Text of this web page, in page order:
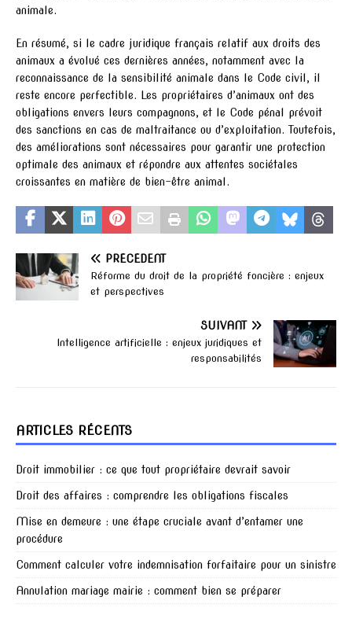
animale.
En résumé, si le cadre juridique français relatif aux droits des
animaux a évolué ces dernières années, notamment avec la
reconnaissance de la sensibilité animale dans le Code civil, il
reste encore perfectible. Les propriétaires d’animaux ont des
obligations envers leurs compagnons, et le Code pénal prévoit
des sanctions en cas de maltraitance ou d’exploitation. Toutefois,
des améliorations sont nécessaires pour garantir une protection
optimale des animaux et répondre aux attentes sociétales
croissantes en matière de bien-être animal.
PRÉCÉDENT
Réforme du droit de la propriété foncière : enjeux
et perspectives
SUIVANT
Intelligence artificielle : enjeux juridiques et
responsabilités
ARTICLES RÉCENTS
Droit immobilier : ce que tout propriétaire devrait savoir
Droit des affaires : comprendre les obligations fiscales
Mise en demeure : une étape cruciale avant d’entamer une
procédure
Comment calculer votre indemnisation forfaitaire pour un sinistre
Annulation mariage mairie : comment bien se préparer